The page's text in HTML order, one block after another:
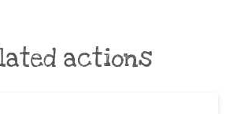
actions